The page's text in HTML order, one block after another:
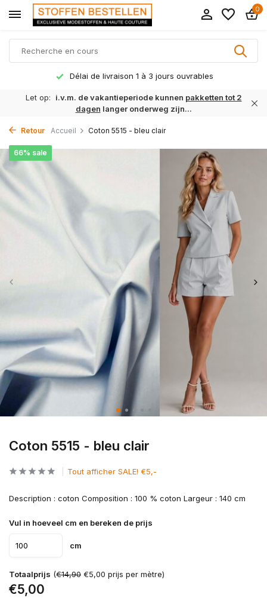
0
Délai de livraison 1 à 3 jours ouvrables
Let op: i.v.m. de vakantieperiode kunnen pakketten tot 2
dagen langer onderweg zijn...
Retour Accueil Coton 5515 - bleu clair
Coton 5515 - bleu clair
66% sale
Tout afficher SALE! €5,-
Description : coton Composition : 100 % coton Largeur : 140 cm
Vul in hoeveel cm en bereken de prijs
cm
Totaalprijs (€14,90 €5,00 prijs per mètre)
€5,00